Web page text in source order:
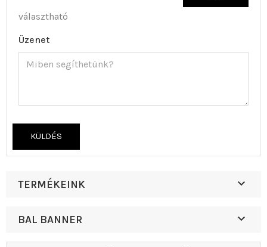
választható
Üzenet
TERMÉKEINK 
BAL BANNER 